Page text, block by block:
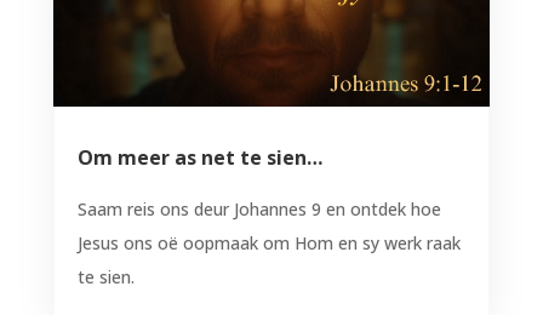
Om meer as net te sien…
Saam reis ons deur Johannes 9 en ontdek hoe
Jesus ons oë oopmaak om Hom en sy werk raak
te sien.